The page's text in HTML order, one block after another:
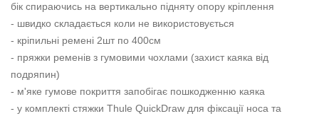
бік спираючись на вертикально підняту опору кріплення
- швидко складається коли не використовується
- кріпильні ремені 2шт по 400см
- пряжки ременів з гумовими чохлами (захист каяка від
подряпин)
- м'яке гумове покриття запобігає пошкодженню каяка
- у комплекті стяжки Thule QuickDraw для фіксації носа та